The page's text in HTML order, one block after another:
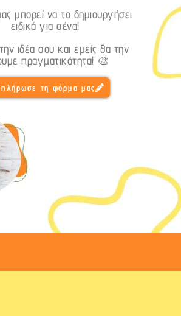
μπορεί να το δημιουργήσει
ειδικά για σένα!
ιδέα σου και εμείς θα την
πραγματικότητα! 🎨
τη φόρμα μας